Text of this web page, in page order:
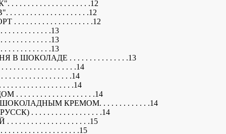
. . . . . . . . . . . . . . . . . . .12
. . . . . . . . . . . . . . . . . .12
. . . . . . . . . . . . . . . . . . .12
. . . . . . . . . . . .13
. . . . . . . . . . . .13
. . . . . . . . . . . .13
В ШОКОЛАДЕ . . . . . . . . . . . . . . .13
. . . . . . . . . . . . . . . .14
. . . . . . . . . . . . . . . .14
. . . . . . . . . . . . . . . .14
. . . . . . . . . . . . . . . . . . .14
КРЕМОМ. . . . . . . . . . . . .14
. . . . . . . . . . . . . . . . . .14
. . . . . . . . . . . . . . . . . . .15
. . . . . . . . . . . . . . . . .15